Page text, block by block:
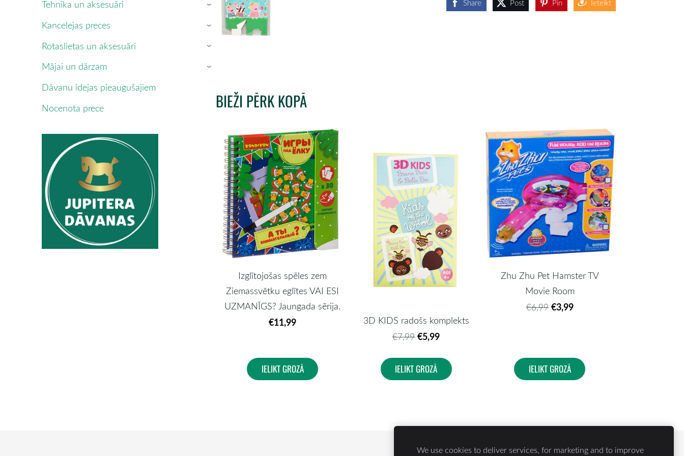
Tehnika un aksesuāri ›
Kancelejas preces ›
Rotaslietas un aksesuāri ›
Mājai un dārzam ›
Dāvanu idejas pieaugušajiem
Nocenota prece
Share Post Pin Ieteikt
BIEŽI PĒRK KOPĀ
Izglītojošas spēles zem
Ziemassvētku eglītes VAI ESI
UZMANĪGS? Jaungada sērija.
€11,99
IELIKT GROZĀ
3D KIDS radošs komplekts
€7,99 €5,99
IELIKT GROZĀ
Zhu Zhu Pet Hamster TV
Movie Room
€6,99 €3,99
IELIKT GROZĀ
We use cookies to deliver services, for marketing and to improve